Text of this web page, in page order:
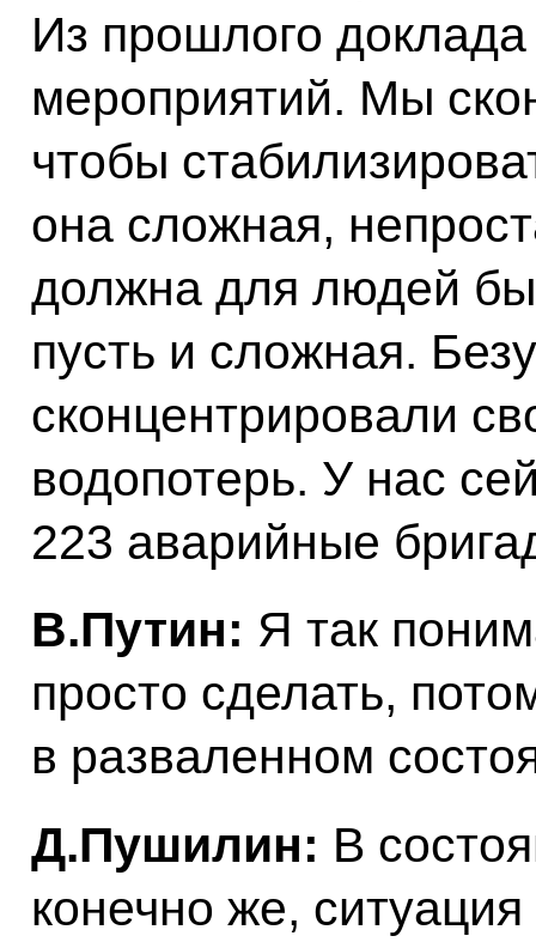
Из прошлого
мероприятий. Мы
чтобы
она сложная,
должна для людей
пусть и сложная.
сконцентрировали
водопотерь. У нас
223 аварийные
В.Путин: Я так
просто сделать,
в разваленном
Д.Пушилин: В
конечно же,